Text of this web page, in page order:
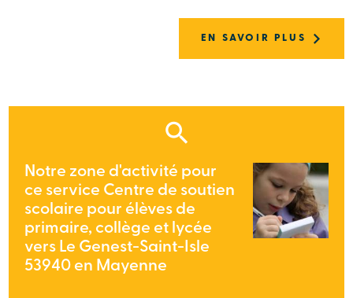
EN SAVOIR PLUS
Notre zone d'activité pour
ce service Centre de soutien
scolaire pour élèves de
primaire, collège et lycée
vers Le Genest-Saint-Isle
53940 en Mayenne